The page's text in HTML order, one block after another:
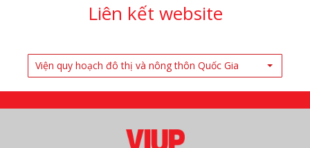
Liên kết website
Viện quy hoạch đô thị và nông thôn Quốc Gia